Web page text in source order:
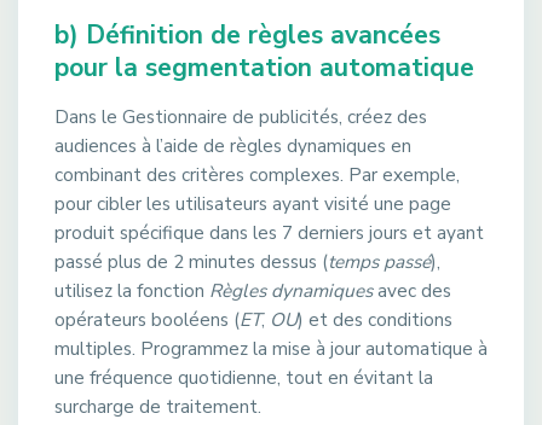
b) Définition de règles avancées
pour la segmentation automatique
Dans le Gestionnaire de publicités, créez des
audiences à l’aide de règles dynamiques en
combinant des critères complexes. Par exemple,
pour cibler les utilisateurs ayant visité une page
produit spécifique dans les 7 derniers jours et ayant
passé plus de 2 minutes dessus (temps passé),
utilisez la fonction Règles dynamiquesavec des
opérateurs booléens (ET, OU) et des conditions
multiples. Programmez la mise à jour automatique à
une fréquence quotidienne, tout en évitant la
surcharge de traitement.